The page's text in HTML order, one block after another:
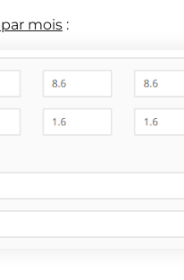
mois :